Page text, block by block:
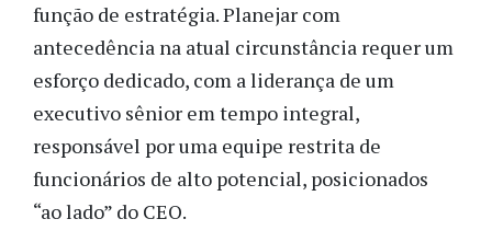
função de estratégia. Planejar com
antecedência na atual circunstância requer um
esforço dedicado, com a liderança de um
executivo sênior em tempo integral,
responsável por uma equipe restrita de
funcionários de alto potencial, posicionados
“ao lado” do CEO.